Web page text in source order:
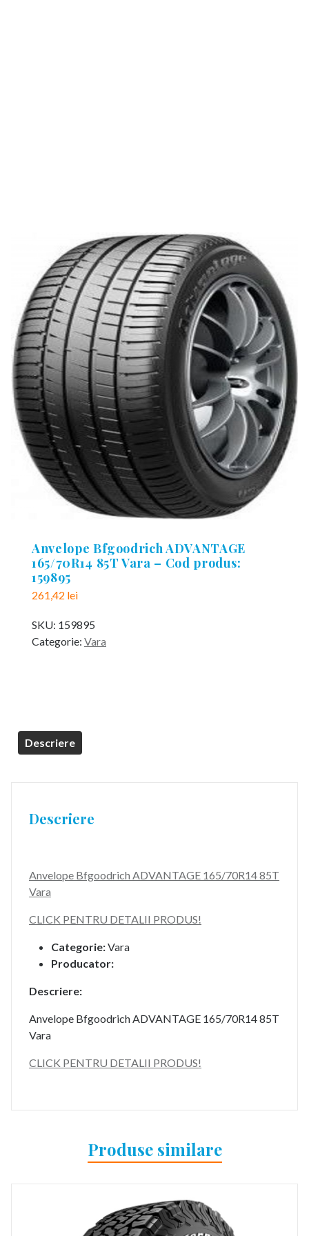
Anvelope Bfgoodrich ADVANTAGE
165/70R14 85T Vara – Cod produs:
159895
261,42 lei
SKU: 159895
Categorie: Vara
Descriere
Descriere
Anvelope Bfgoodrich ADVANTAGE 165/70R14 85T
Vara
CLICK PENTRU DETALII PRODUS!
Categorie:Vara
Producator:
Descriere:
Anvelope Bfgoodrich ADVANTAGE 165/70R14 85T
Vara
CLICK PENTRU DETALII PRODUS!
Produse similare